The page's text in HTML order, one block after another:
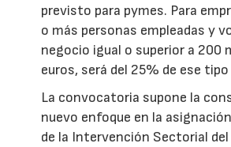
previsto para pymes. Para
o más personas empleadas y
negocio igual o superior a 200
euros, será del 25% de ese tipo
La convocatoria supone la
nuevo enfoque en la
de la Intervención Sectorial